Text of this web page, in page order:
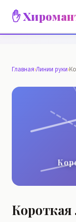
✋
Главная›Линии руки›
Короткая